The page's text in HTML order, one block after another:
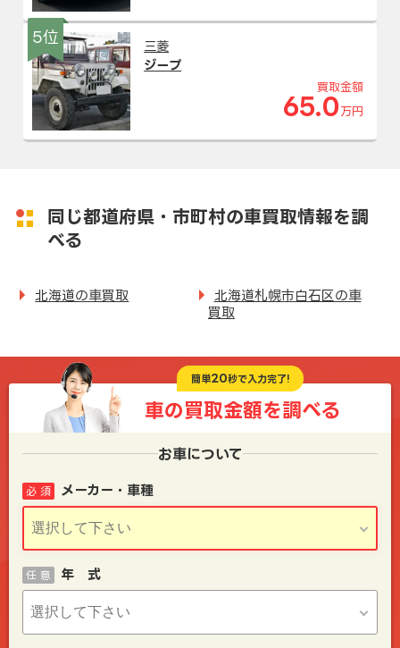
5位
三菱
ジープ
買取金額
65.0 万円
同じ都道府県・市町村の車買取情報を調
べる
北海道の車買取
北海道札幌市白石区の車
買取
簡単20秒で入力完了!
車の買取金額を調べる
お車について
メーカー・車種
必 須
年 式
任 意